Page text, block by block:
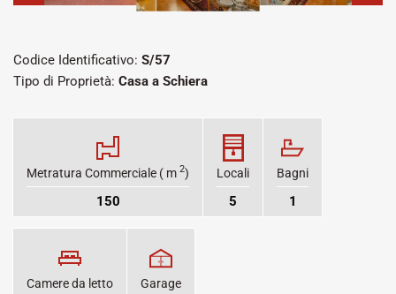
Codice Identificativo: S/57
Tipo di Proprietà: Casa a Schiera
Metratura Commerciale ( m 2)
150
Locali
5
Bagni
1
Camere da letto Garage